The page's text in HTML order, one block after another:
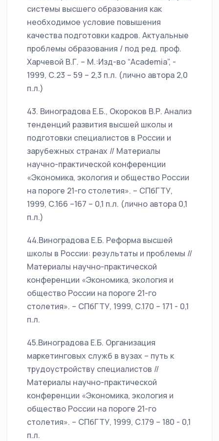
системы высшего образования как
необходимое условие повышения
качества подготовки кадров. Актуальные
проблемы образования / под ред. проф.
Харчевой В.Г. – М.:Изд-во “Academia”, -
1999, С.23 – 59 – 2,3 п.л. (лично автора 2,0
п.л.)
43. Виноградова Е.Б., Окороков В.Р. Анализ
тенденций развития высшей школы и
подготовки специалистов в России и
зарубежных странах // Материалы
научно-практической конференции
«Экономика, экология и общество России
на пороге 21-го столетия». – СПбГТУ,
1999, С.166 –167 – 0,1 п.л. (лично автора 0,1
п.л.)
44.Виноградова Е.Б. Реформа высшей
школы в России: результаты и проблемы //
Материалы научно-практической
конференции «Экономика, экология и
общество России на пороге 21-го
столетия». – СПбГТУ, 1999, С.170 – 171 - 0,1
п.л.
45.Виноградова Е.Б. Организация
маркетинговых служб в вузах – путь к
трудоустройству специалистов //
Материалы научно-практической
конференции «Экономика, экология и
общество России на пороге 21-го
столетия». – СПбГТУ, 1999, С.179 – 180 - 0,1
п.л.